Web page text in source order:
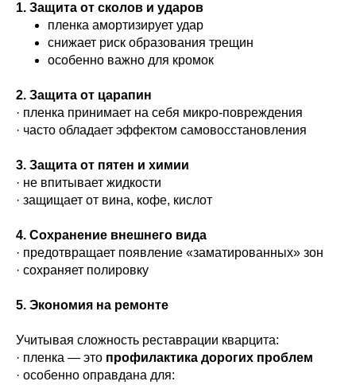
1. Защита от сколов и ударов
пленка амортизирует удар
снижает риск образования трещин
особенно важно для кромок
2. Защита от царапин
· пленка принимает на себя микро-повреждения
· часто обладает эффектом самовосстановления
3. Защита от пятен и химии
· не впитывает жидкости
· защищает от вина, кофе, кислот
4. Сохранение внешнего вида
· предотвращает появление «заматированных» зон
· сохраняет полировку
5. Экономия на ремонте
Учитывая сложность реставрации кварцита:
· пленка — это профилактика дорогих проблем
· особенно оправдана для: